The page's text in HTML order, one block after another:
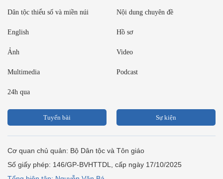
Dân tộc thiểu số và miền núi Nội dung chuyên đề
English Hồ sơ
Ảnh Video
Multimedia Podcast
24h qua
Tuyến bài Sự kiện
Cơ quan chủ quản: Bộ Dân tộc và Tôn giáo
Số giấy phép: 146/GP-BVHTTDL, cấp ngày 17/10/2025